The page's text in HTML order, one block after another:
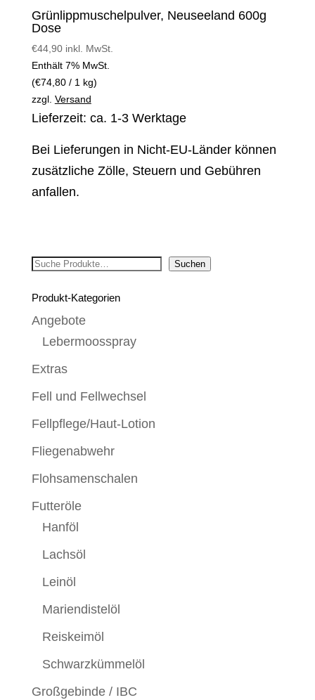
Grünlippmuschelpulver, Neuseeland 600g
Dose
€44,90 inkl. MwSt.
Enthält 7% MwSt.
(€74,80/ 1 kg)
zzgl. Versand
Lieferzeit: ca. 1-3 Werktage
Bei Lieferungen in Nicht-EU-Länder können
zusätzliche Zölle, Steuern und Gebühren
anfallen.
Suchen Suchen
Produkt-Kategorien
Angebote
Lebermoosspray
Extras
Fell und Fellwechsel
Fellpflege/Haut-Lotion
Fliegenabwehr
Flohsamenschalen
Futteröle
Hanföl
Lachsöl
Leinöl
Mariendistelöl
Reiskeimöl
Schwarzkümmelöl
Großgebinde / IBC